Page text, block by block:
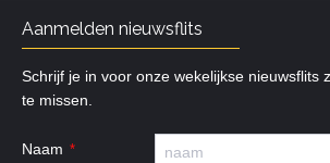
Aanmelden nieuwsflits
Schrijf je in voor onze wekelijkse nieuwsflits
te missen.
Naam